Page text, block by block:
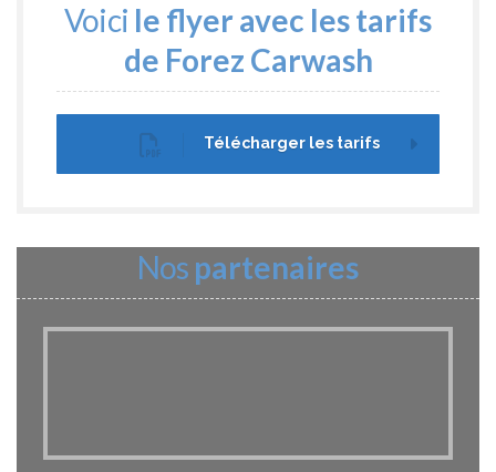
Voici le flyer avec les tarifs
de Forez Carwash
Télécharger les tarifs
Nos partenaires